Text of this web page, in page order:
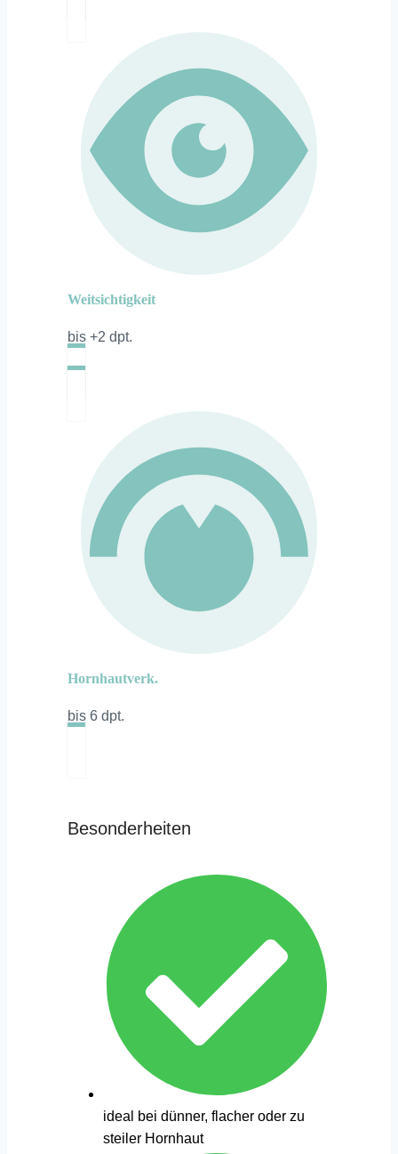
Weitsichtigkeit
bis +2 dpt.
Hornhautverk.
bis 6 dpt.
Besonderheiten
ideal bei dünner, flacher oder zu
steiler Hornhaut